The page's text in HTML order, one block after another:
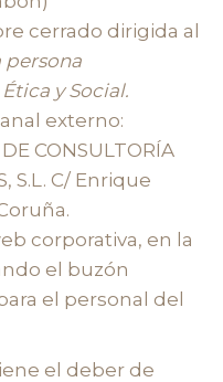
cerrado dirigida al
persona
y Social.
externo:
CONSULTORÍA
S.L. C/ Enrique
corporativa, en la
el buzón
el personal del
el deber de